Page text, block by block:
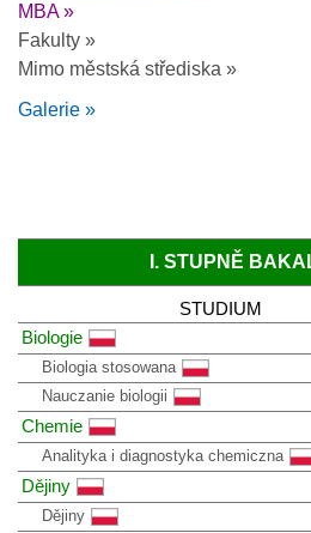
MBA »
Fakulty »
Mimo městská střediska »
Galerie »
I. STUPNĚ
STUDIUM
Biologie
Biologia stosowana
Nauczanie biologii
Chemie
Analityka i diagnostyka chemiczna
Dějiny
Dějiny